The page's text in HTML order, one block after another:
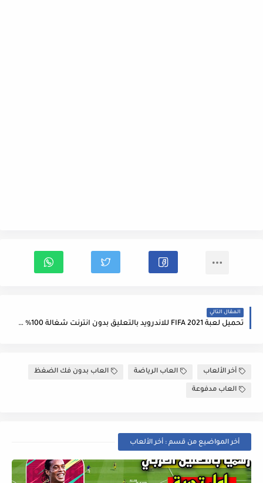
المقال التالي
تحميل لعبة FIFA 2021 للاندرويد بالتعليق بدون انترنت شغالة 100% كاميرا PS4 اسطورية فيفا 2021
أخر الألعاب العاب الرياضة العاب بدون فك الضغظ
العاب مدفوعة
أخر المواضيع من قسم : أخر الألعاب